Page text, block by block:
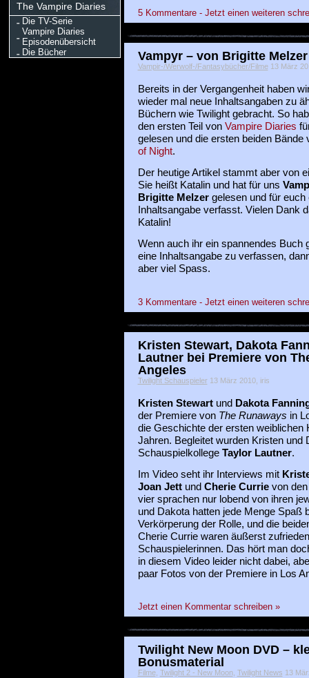
The Vampire Diaries
Die TV-Serie
Vampire Diaries
Episodenübersicht
Die Bücher
5 Kommentare - Jetzt einen weiteren
Vampyr – von Brigitte
Vampir-/Werwolf-/Fantasybücher/Filme13 März
Bereits in der Vergangenheit haben
wieder mal neue Inhaltsangaben zu
Büchern wie Twilight gebracht. So
den ersten Teil von Vampire Diaries
gelesen und die ersten beiden Bände
of Night.
Der heutige Artikel stammt aber von
Sie heißt Katalin und hat für uns
Brigitte Melzergelesen und für euch
Inhaltsangabe verfasst. Vielen Dank
Katalin!
Wenn auch ihr ein spannendes Buch
eine Inhaltsangabe zu verfassen,
aber viel Spass.
3 Kommentare - Jetzt einen weiteren
Kristen Stewart, Dakota
Lautner bei Premiere von
Angeles
Twilight Schauspieler13 März 2010, iris
Kristen Stewartund Dakota
der Premiere von The Runaways in
die Geschichte der ersten weiblichen
Jahren. Begleitet wurden Kristen und
Schauspielkollege Taylor Lautner.
Im Video seht ihr Interviews mit
Joan Jettund Cherie Currievon
vier sprachen nur lobend von ihren
und Dakota hatten jede Menge Spaß
Verkörperung der Rolle, und die
Cherie Currie waren äußerst
Schauspielerinnen. Das hört man
in diesem Video leider nicht dabei,
paar Fotos von der Premiere in Los
Jetzt einen Kommentar schreiben »
Twilight New Moon DVD –
Bonusmaterial
Filme, Twilight 2 - New Moon, Twilight News 13